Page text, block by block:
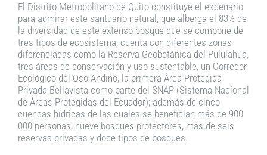
El Distrito Metropolitano de Quito constituye el escenario
para admirar este santuario natural, que alberga el 83% de
la diversidad de este extenso bosque que se compone de
tres tipos de ecosistema, cuenta con diferentes zonas
diferenciadas como la Reserva Geobotánica del Pululahua,
tres áreas de conservación y uso sustentable, un Corredor
Ecológico del Oso Andino, la primera Área Protegida
Privada Bellavista como parte del SNAP (Sistema Nacional
de Áreas Protegidas del Ecuador); además de cinco
cuencas hídricas de las cuales se benefician más de 900
000 personas, nueve bosques protectores, más de seis
reservas privadas y doce tipos de bosques.